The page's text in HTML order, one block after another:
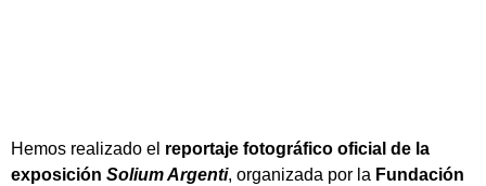
Hemos realizado el reportaje fotográfico oficial de la
exposición Solium Argenti, organizada por la Fundación